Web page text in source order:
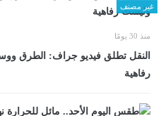
غير مصنف
منذ 30 يومًا
​النقل تطلق فيديو جراف: الطرق
رفاهية